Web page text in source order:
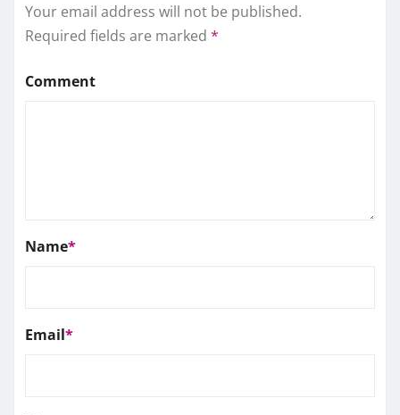
Your email address will not be published.
Required fields are marked *
Comment
Name*
Email*